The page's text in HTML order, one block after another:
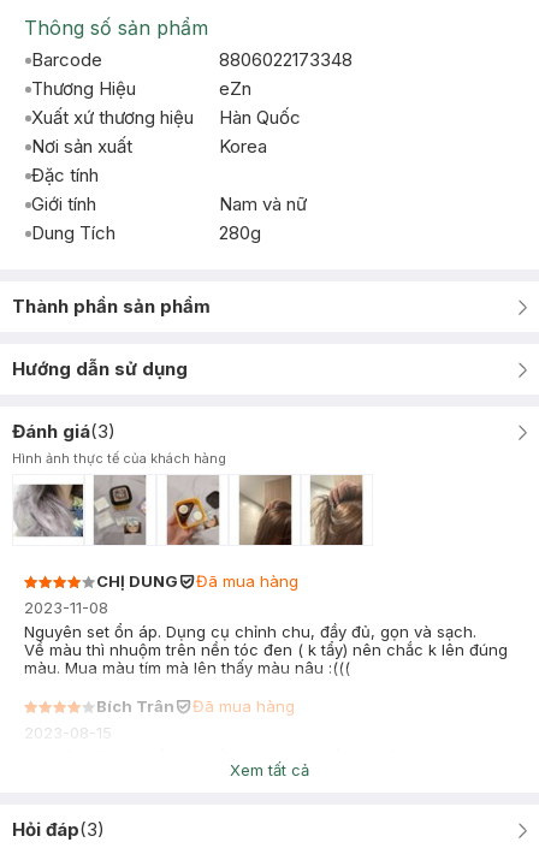
Thông số sản phẩm
Barcode
8806022173348
Thương Hiệu
eZn
Xuất xứ thương hiệu
Hàn Quốc
Nơi sản xuất
Korea
Đặc tính
Giới tính
Nam và nữ
Dung Tích
280g
Thành phần sản phẩm
Hướng dẫn sử dụng
Đánh giá(3)
Hình ảnh thực tế của khách hàng
CHỊ DUNG
Đã mua hàng
2023-11-08
Nguyên set ổn áp. Dụng cụ chỉnh chu, đầy đủ, gọn và sạch.
Về màu thì nhuộm trên nền tóc đen ( k tẩy) nên chắc k lên đúng
màu. Mua màu tím mà lên thấy màu nâu :(((
Bích Trân
Đã mua hàng
2023-08-15
trên hình nhưng có thể gội 1-2 lần phai ra sẽ sáng hơn. ra nắng
Xem tất cả
Hỏi đáp(3)